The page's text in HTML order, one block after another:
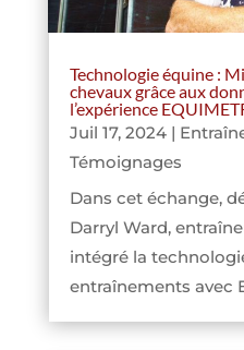
Technologie équine :
chevaux grâce aux
l’expérience
Juil 17, 2024|
Témoignages
Dans cet échange,
Darryl Ward,
intégré la
entraînements avec